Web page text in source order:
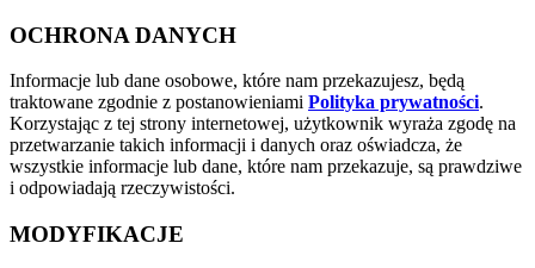
OCHRONA DANYCH
Informacje lub dane osobowe, które nam przekazujesz, będą
traktowane zgodnie z postanowieniami Polityka prywatności.
Korzystając z tej strony internetowej, użytkownik wyraża zgodę na
przetwarzanie takich informacji i danych oraz oświadcza, że
wszystkie informacje lub dane, które nam przekazuje, są prawdziwe
i odpowiadają rzeczywistości.
MODYFIKACJE